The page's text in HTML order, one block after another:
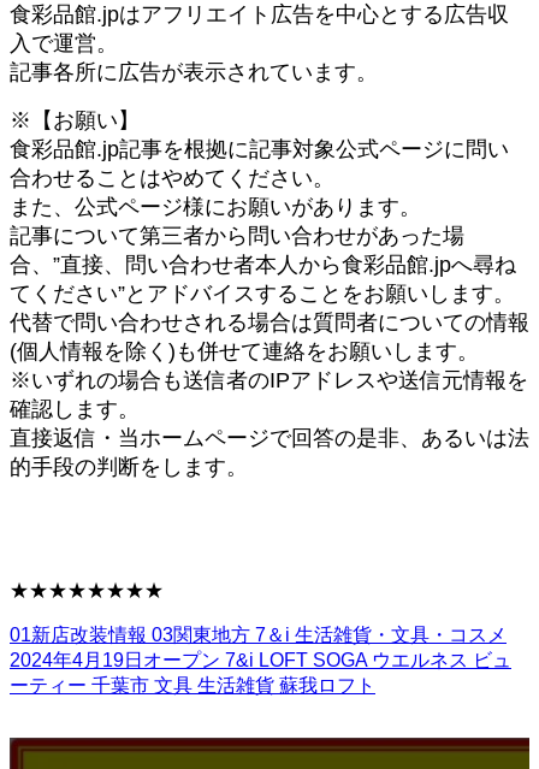
食彩品館.jpはアフリエイト広告を中心とする広告収
入で運営。
記事各所に広告が表示されています。
※【お願い】
食彩品館.jp記事を根拠に記事対象公式ページに問い
合わせることはやめてください。
また、公式ページ様にお願いがあります。
記事について第三者から問い合わせがあった場
合、”直接、問い合わせ者本人から食彩品館.jpへ尋ね
てください”とアドバイスすることをお願いします。
代替で問い合わせされる場合は質問者についての情報
(個人情報を除く)も併せて連絡をお願いします。
※いずれの場合も送信者のIPアドレスや送信元情報を
確認します。
直接返信・当ホームページで回答の是非、あるいは法
的手段の判断をします。
★★★★★★★★
01新店改装情報 03関東地方 7＆i 生活雑貨・文具・コスメ
2024年4月19日オープン 7&i LOFT SOGA ウエルネス ビュ
ーティー 千葉市 文具 生活雑貨 蘇我ロフト